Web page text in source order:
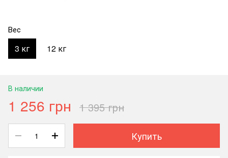
Вес
3 кг 12 кг
В наличии
1 256 грн 1 395 грн
Купить